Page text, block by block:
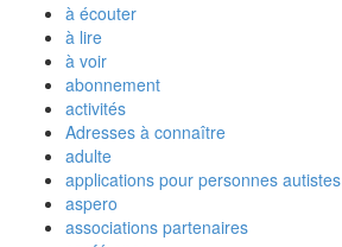
à écouter
à lire
à voir
abonnement
activités
Adresses à connaître
adulte
applications pour personnes autistes
aspero
associations partenaires